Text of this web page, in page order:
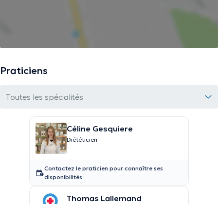
Praticiens
Toutes les spécialités
Céline Gesquiere
Diététicien
Contactez le praticien pour connaître ses
disponibilités
Thomas Lallemand